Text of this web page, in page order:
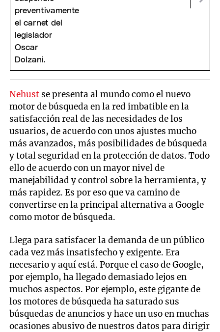
Nehust se presenta al mundo como el nuevo
motor de búsqueda en la red imbatible en la
satisfacción real de las necesidades de los
usuarios, de acuerdo con unos ajustes mucho
más avanzados, más posibilidades de búsqueda
y total seguridad en la protección de datos. Todo
ello de acuerdo con un mayor nivel de
manejabilidad y control sobre la herramienta, y
más rapidez. Es por eso que va camino de
convertirse en la principal alternativa a Google
como motor de búsqueda.
Llega para satisfacer la demanda de un público
cada vez más insatisfecho y exigente. Era
necesario y aquí está. Porque el caso de Google,
por ejemplo, ha llegado demasiado lejos en
muchos aspectos. Por ejemplo, este gigante de
los motores de búsqueda ha saturado sus
búsquedas de anuncios y hace un uso en muchas
ocasiones abusivo de nuestros datos para dirigir